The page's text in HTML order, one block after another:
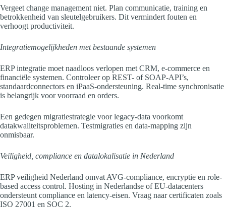
Vergeet change management niet. Plan communicatie, training en
betrokkenheid van sleutelgebruikers. Dit vermindert fouten en
verhoogt productiviteit.
Integratiemogelijkheden met bestaande systemen
ERP integratie moet naadloos verlopen met CRM, e-commerce en
financiële systemen. Controleer op REST- of SOAP-API’s,
standaardconnectors en iPaaS-ondersteuning. Real-time synchronisatie
is belangrijk voor voorraad en orders.
Een gedegen migratiestrategie voor legacy-data voorkomt
datakwaliteitsproblemen. Testmigraties en data-mapping zijn
onmisbaar.
Veiligheid, compliance en datalokalisatie in Nederland
ERP veiligheid Nederland omvat AVG-compliance, encryptie en role-
based access control. Hosting in Nederlandse of EU-datacenters
ondersteunt compliance en latency-eisen. Vraag naar certificaten zoals
ISO 27001 en SOC 2.